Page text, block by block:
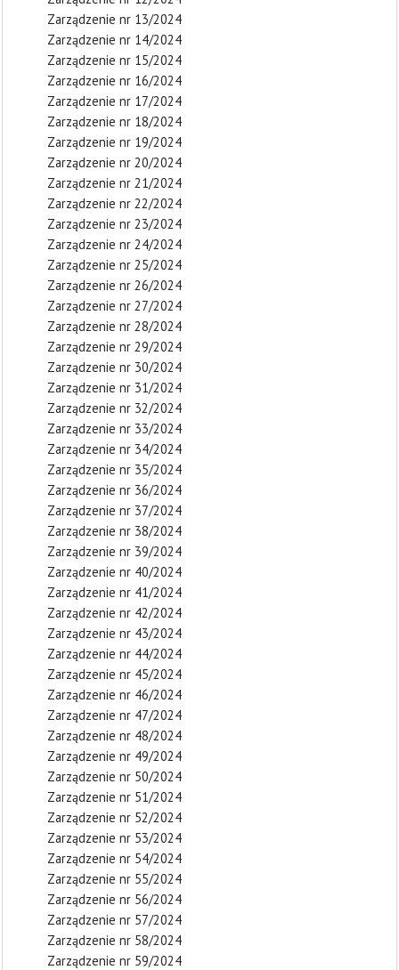
Zarządzenie nr 13/2024
Zarządzenie nr 14/2024
Zarządzenie nr 15/2024
Zarządzenie nr 16/2024
Zarządzenie nr 17/2024
Zarządzenie nr 18/2024
Zarządzenie nr 19/2024
Zarządzenie nr 20/2024
Zarządzenie nr 21/2024
Zarządzenie nr 22/2024
Zarządzenie nr 23/2024
Zarządzenie nr 24/2024
Zarządzenie nr 25/2024
Zarządzenie nr 26/2024
Zarządzenie nr 27/2024
Zarządzenie nr 28/2024
Zarządzenie nr 29/2024
Zarządzenie nr 30/2024
Zarządzenie nr 31/2024
Zarządzenie nr 32/2024
Zarządzenie nr 33/2024
Zarządzenie nr 34/2024
Zarządzenie nr 35/2024
Zarządzenie nr 36/2024
Zarządzenie nr 37/2024
Zarządzenie nr 38/2024
Zarządzenie nr 39/2024
Zarządzenie nr 40/2024
Zarządzenie nr 41/2024
Zarządzenie nr 42/2024
Zarządzenie nr 43/2024
Zarządzenie nr 44/2024
Zarządzenie nr 45/2024
Zarządzenie nr 46/2024
Zarządzenie nr 47/2024
Zarządzenie nr 48/2024
Zarządzenie nr 49/2024
Zarządzenie nr 50/2024
Zarządzenie nr 51/2024
Zarządzenie nr 52/2024
Zarządzenie nr 53/2024
Zarządzenie nr 54/2024
Zarządzenie nr 55/2024
Zarządzenie nr 56/2024
Zarządzenie nr 57/2024
Zarządzenie nr 58/2024
Zarządzenie nr 59/2024